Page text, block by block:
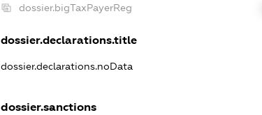
dossier.bigTaxPayerReg
dossier.declarations.title
dossier.declarations.noData
dossier.sanctions